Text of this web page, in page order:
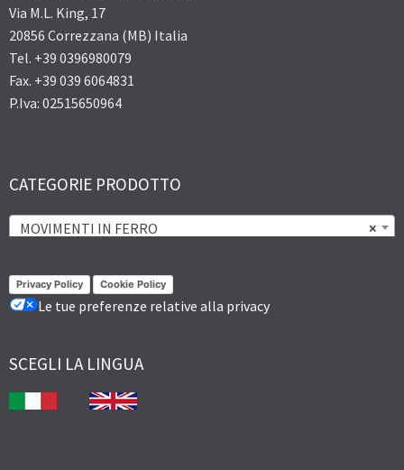
Via M.L. King, 17
20856 Correzzana (MB) Italia
Tel. +39 0396980079
Fax. +39 039 6064831
P.Iva: 02515650964
CATEGORIE PRODOTTO
×
MOVIMENTI IN FERRO
Privacy Policy Cookie Policy
Le tue preferenze relative alla privacy
SCEGLI LA LINGUA